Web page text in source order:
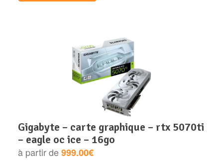
gigabyte – carte graphique – rtx 5070ti
– eagle oc ice – 16go
à partir de999.00€